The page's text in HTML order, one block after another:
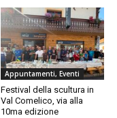
Appuntamenti, Eventi
Festival della scultura in
Val Comelico, via alla
10ma edizione